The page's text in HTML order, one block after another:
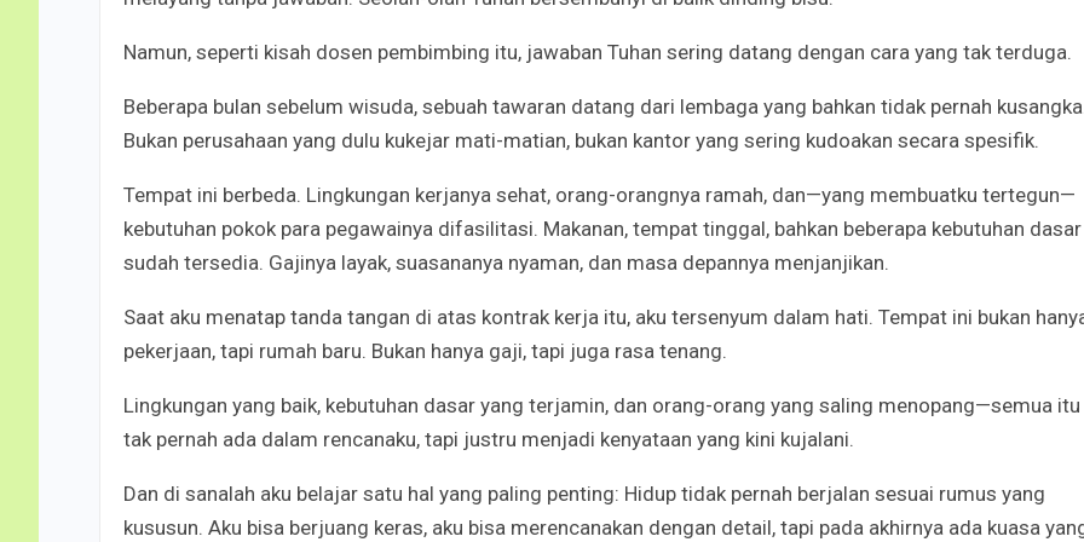
Namun, seperti kisah dosen pembimbing itu, jawaban Tuhan sering datang dengan cara yang tak terduga.
Beberapa bulan sebelum wisuda, sebuah tawaran datang dari lembaga yang bahkan tidak pernah kusangka.
Bukan perusahaan yang dulu kukejar mati-matian, bukan kantor yang sering kudoakan secara spesifik.
Tempat ini berbeda. Lingkungan kerjanya sehat, orang-orangnya ramah, dan—yang membuatku tertegun—
kebutuhan pokok para pegawainya difasilitasi. Makanan, tempat tinggal, bahkan beberapa kebutuhan dasar
sudah tersedia. Gajinya layak, suasananya nyaman, dan masa depannya menjanjikan.
Saat aku menatap tanda tangan di atas kontrak kerja itu, aku tersenyum dalam hati. Tempat ini bukan
pekerjaan, tapi rumah baru. Bukan hanya gaji, tapi juga rasa tenang.
Lingkungan yang baik, kebutuhan dasar yang terjamin, dan orang-orang yang saling menopang—semua itu
tak pernah ada dalam rencanaku, tapi justru menjadi kenyataan yang kini kujalani.
Dan di sanalah aku belajar satu hal yang paling penting: Hidup tidak pernah berjalan sesuai rumus yang
kususun. Aku bisa berjuang keras, aku bisa merencanakan dengan detail, tapi pada akhirnya ada kuasa